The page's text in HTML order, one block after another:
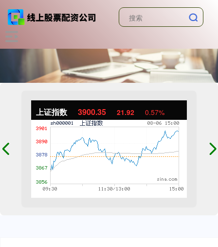
上证指数 3900.35 21.92 0.57%